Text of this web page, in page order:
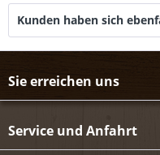
Kunden haben sich
Sie erreichen uns
Service und Anfahrt